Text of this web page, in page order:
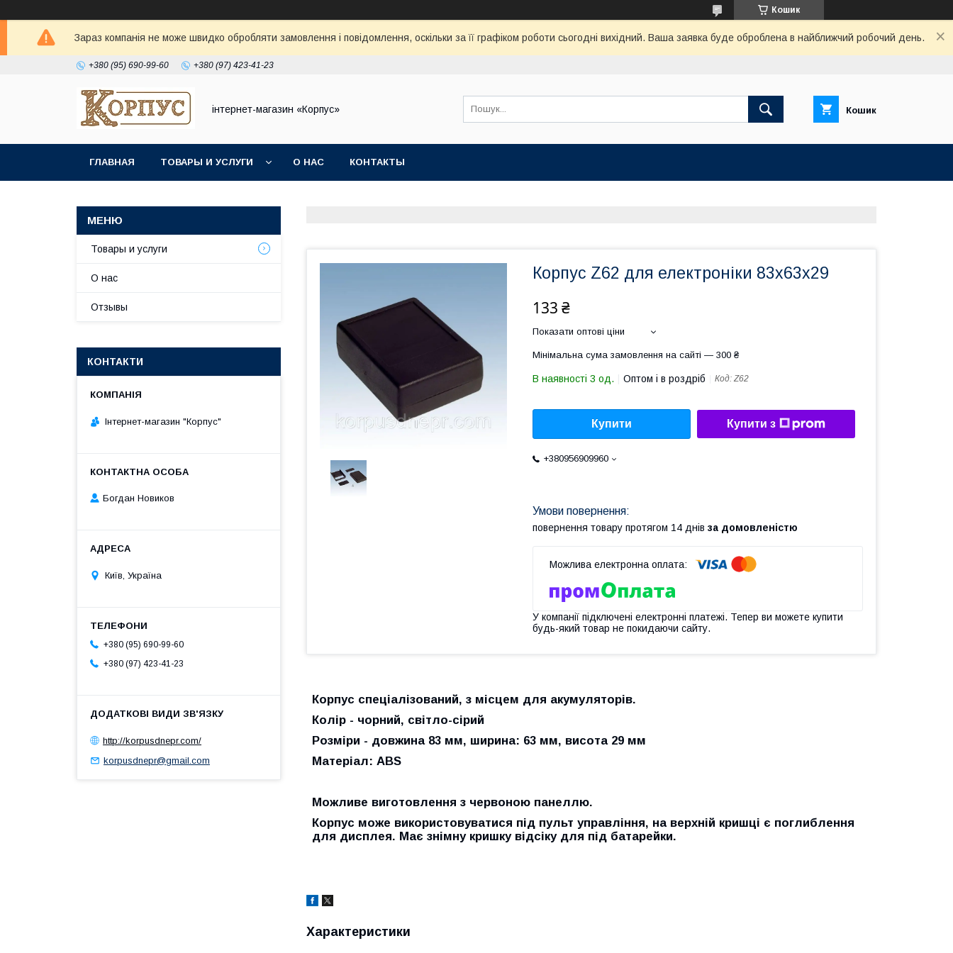
Кошик
Зараз компанія не може швидко обробляти замовлення і повідомлення, оскільки за її графіком роботи сьогодні вихідний. Ваша заявка буде оброблена в найближчий робочий день.
+380 (95) 690-99-60 +380 (97) 423-41-23
інтернет-магазин «Корпус» Кошик
ГЛАВНАЯ ТОВАРЫ И УСЛУГИ О НАС КОНТАКТЫ
Корпус Z62 для електроніки 83х63х29
133 ₴
Показати оптові ціни
Мінімальна сума замовлення на сайті — 300 ₴
В наявності 3 од. Оптом і в роздріб Код: Z62
Купити Купити з
+380956909960
повернення товару протягом 14 днів за домовленістю
У компанії підключені електронні платежі. Тепер ви можете купити
будь-який товар не покидаючи сайту.
Корпус спеціалізований, з місцем для акумуляторів.
Колір - чорний, світло-сірий
Розміри - довжина 83 мм, ширина: 63 мм, висота 29 мм
Матеріал: ABS
Можливе виготовлення з червоною панеллю.
Корпус може використовуватися під пульт управління, на верхній кришці є поглиблення
для дисплея. Має знімну кришку відсіку для під батарейки.
Характеристики
Товары и услуги
О нас
Отзывы
КОНТАКТИ
Інтернет-магазин "Корпус"
Богдан Новиков
Київ, Україна
+380 (95) 690-99-60
+380 (97) 423-41-23
http://korpusdnepr.com/
korpusdnepr@gmail.com